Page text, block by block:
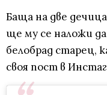
Баща на две
ще му се наложи да
белобрад старец,
своя пост в